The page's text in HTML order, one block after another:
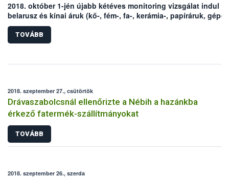
2018. október 1-jén újabb kétéves monitoring vizsgálat indul
belarusz és kínai áruk (kő-, fém-, fa-, kerámia-, papíráruk,
alkatrészek) fa-csomagolóanyagaira vonatkozóan. A vizsgálat
újbóli elrendelését az elmúlt évek negatív ellenőrzési
indokolták. Az Európai Bizottság egyúttal az ellenőrzött áruk
TOVÁBB
2018. szeptember 27., csütörtök
Drávaszabolcsnál ellenőrizte a Nébih a hazánkba
érkező fatermék-szállítmányokat
TOVÁBB
2018. szeptember 26., szerda